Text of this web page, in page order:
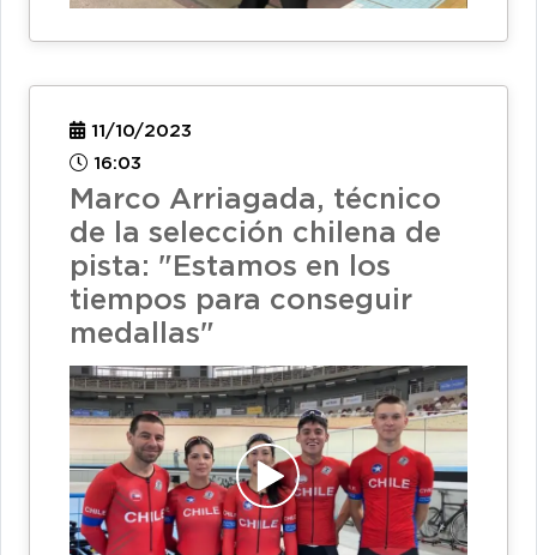
11/10/2023
16:03
Marco Arriagada, técnico
de la selección chilena de
pista: "Estamos en los
tiempos para conseguir
medallas"